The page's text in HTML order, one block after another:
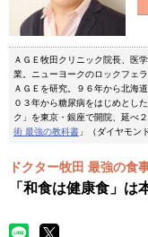
ＡＧＥ牧田クリニック院長、医
業。ニューヨークのロックフェ
ＡＧＥを研究。９６年から北海
０３年から糖尿病をはじめとし
ク」を東京・銀座で開院、延べ
術 最強の教科書 」（ダイヤモン
ドクター牧田 最強の食
「和食は健康食」は